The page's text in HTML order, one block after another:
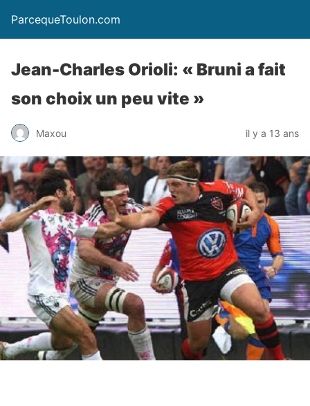
ParcequeToulon.com
Jean-Charles Orioli: « Bruni a fait
son choix un peu vite »
Maxou il y a 13 ans